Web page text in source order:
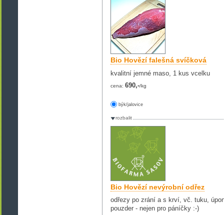
Bio Hovězí falešná svíčková
kvalitní jemné maso, 1 kus vcelku
cena: 690,-/kg
býk/jalovice
rozbalit
Bio Hovězí nevýrobní odřez
odřezy po zrání a s krví, vč. tuku,
pouzder - nejen pro páníčky :-)